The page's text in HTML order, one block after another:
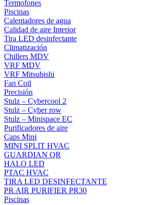
Termofones
Piscinas
Calentadores de agua
Calidad de aire Interior
Tira LED desinfectante
Climatización
Chillers MDV
VRF MDV
VRF Mitsubishi
Fan Coil
Precisión
Stulz – Cybercool 2
Stulz – Cyber row
Stulz – Minispace EC
Purificadores de aire
Caps Mini
MINI SPLIT HVAC
GUARDIAN QR
HALO LED
PTAC HVAC
TIRA LED DESINFECTANTE
PR AIR PURIFIER PR30
Piscinas